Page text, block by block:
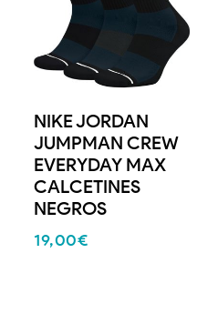
NIKE JORDAN
JUMPMAN CREW
EVERYDAY MAX
CALCETINES
NEGROS
19,00€